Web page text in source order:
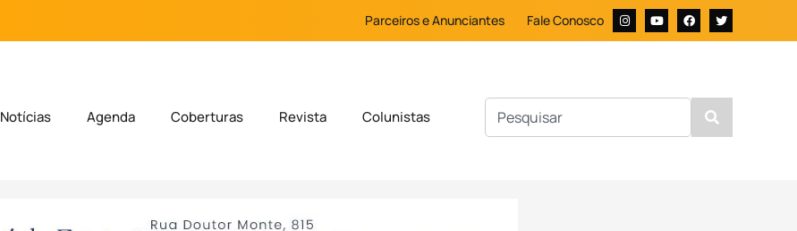
Parceiros e Anunciantes Fale Conosco
Notícias Agenda Coberturas Revista Colunistas